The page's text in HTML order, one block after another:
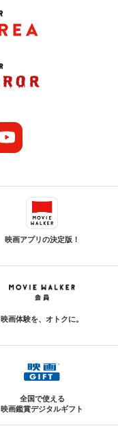
映画アプリの決定版！
映画体験を、オトクに。
全国で使える
映画鑑賞デジタルギフト